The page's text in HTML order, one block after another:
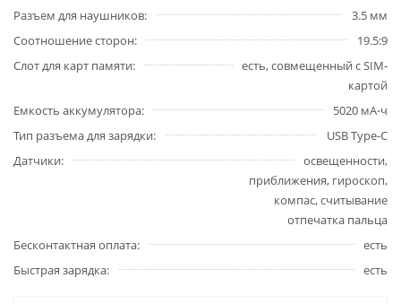
Разъем для наушников
3.5 мм
Соотношение сторон
19.5:9
Слот для карт памяти
есть, совмещенный с SIM-
картой
Емкость аккумулятора
5020 мА⋅ч
Тип разъема для зарядки
USB Type-C
Датчики
освещенности,
приближения, гироскоп,
компас, считывание
отпечатка пальца
Бесконтактная оплата
есть
Быстрая зарядка
есть